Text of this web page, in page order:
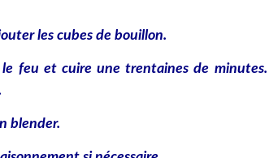
les cubes de bouillon.
feu et cuire une trentaines de
blender.